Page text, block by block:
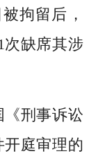
拘留后，
次缺席其涉
刑事诉讼
庭审理的